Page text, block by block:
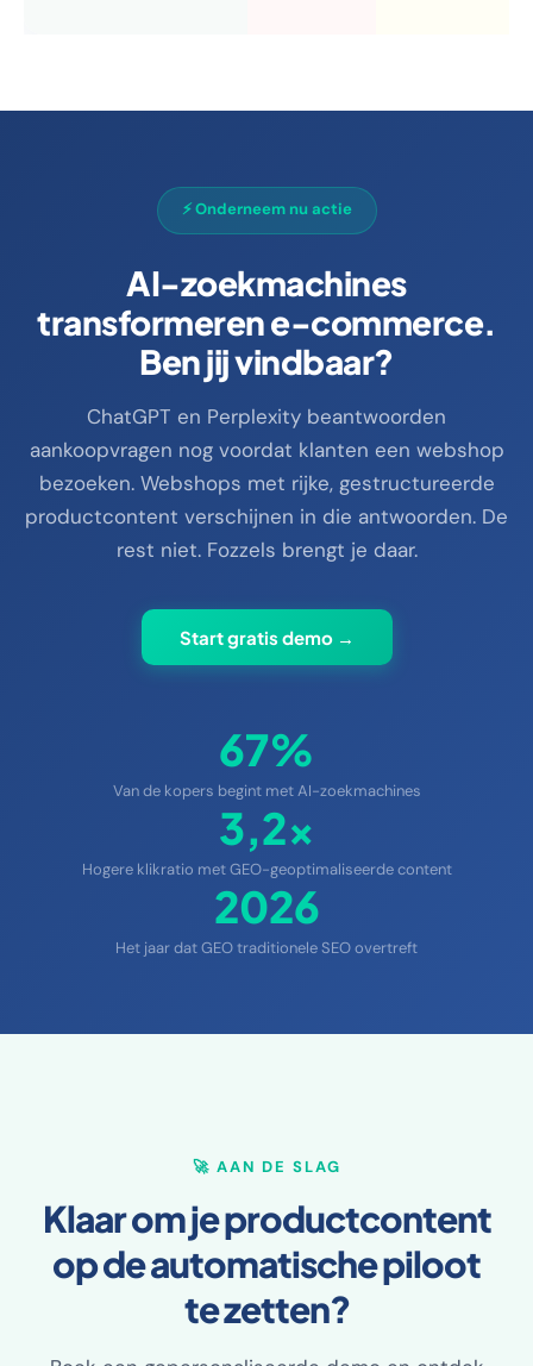
⚡ Onderneem nu actie
AI-zoekmachines
transformeren e-commerce.
Ben jij vindbaar?
ChatGPT en Perplexity beantwoorden
aankoopvragen nog voordat klanten een webshop
bezoeken. Webshops met rijke, gestructureerde
productcontent verschijnen in die antwoorden. De
rest niet. Fozzels brengt je daar.
Start gratis demo →
67%
Van de kopers begint met AI-zoekmachines
3,2×
Hogere klikratio met GEO-geoptimaliseerde content
2026
Het jaar dat GEO traditionele SEO overtreft
🚀 AAN DE SLAG
Klaar om je productcontent
op de automatische piloot
te zetten?